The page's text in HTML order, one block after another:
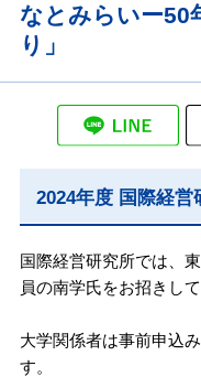
なとみらいー50
り」
2024年度 国際経
国際経営研究所では、
員の南学氏をお招きし
大学関係者は事前申込
す。